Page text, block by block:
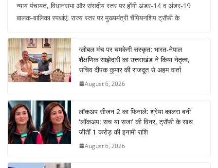
न्याय पंचायत, विधानसभा और संसदीय स्तर पर होंगी अंडर-14 व अंडर-19
बालक-बालिका स्पर्धाएं; राज्य स्तर पर मुख्यमंत्री चैंपियनशिप ट्रॉफी के
ग्लोबल मंच पर चमकेगी संस्कृत: भारत-नेपाल
शैक्षणिक साझेदारी का उत्तराखंड ने किया नेतृत्व,
सचिव दीपक कुमार की राजदूत से अहम वार्ता
August 6, 2026
लॉकअप सीजन 2 का फिनाले: श्रेया कालरा बनीं
‘लॉकअप: सच या सजा’ की विनर, ट्रॉफी के साथ
जीतीं 1 करोड़ की इनामी राशि
August 6, 2026